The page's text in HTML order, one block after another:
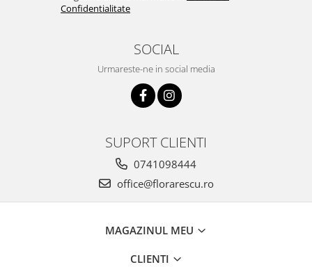
Confidentialitate
SOCIAL
Urmareste-ne in social media
SUPORT CLIENTI
0741098444
office@florarescu.ro
MAGAZINUL MEU
CLIENTI